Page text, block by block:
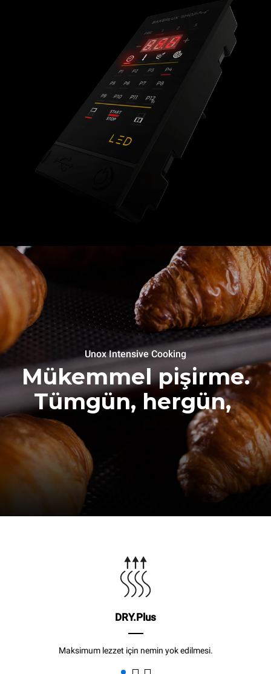
Unox Intensive Cooking
Mükemmel pişirme.
Tümgün, hergün,
DRY.Plus
Maksimum lezzet için nemin yok edilmesi.